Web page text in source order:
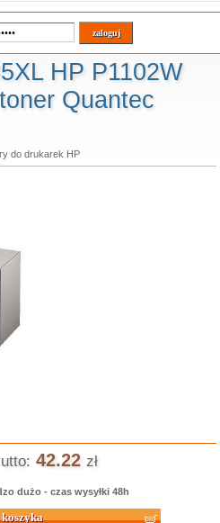
HP P1102W
Quantec
do drukarek HP
42.22 zł
dużo - czas wysyłki 48h